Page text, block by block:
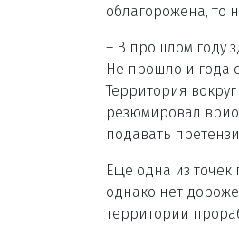
облагорожена, то
– В прошлом году
Не прошло и года
Территория
резюмировал
подавать
Ещё одна из
однако нет
территории